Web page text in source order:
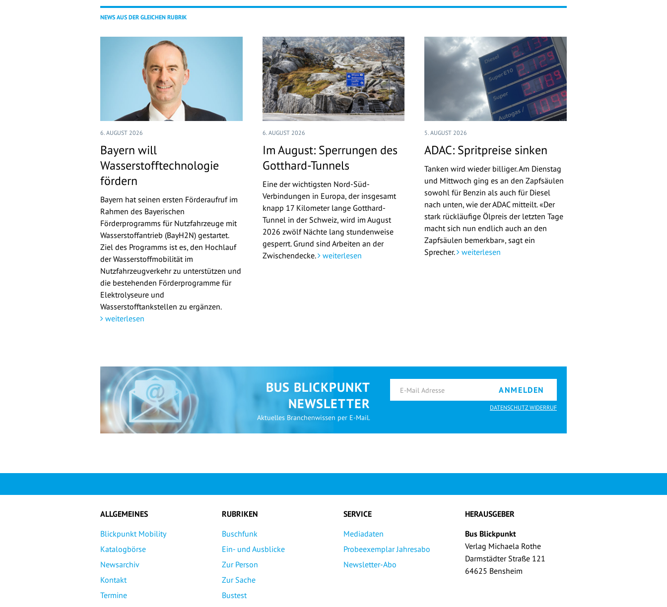
NEWS AUS DER GLEICHEN RUBRIK
6. AUGUST 2026
Bayern will
Wasserstofftechnologie
fördern
Bayern hat seinen ersten Förderaufruf im
Rahmen des Bayerischen
Förderprogramms für Nutzfahrzeuge mit
Wasserstoffantrieb (BayH2N) gestartet.
Ziel des Programms ist es, den Hochlauf
der Wasserstoffmobilität im
Nutzfahrzeugverkehr zu unterstützen und
die bestehenden Förderprogramme für
Elektrolyseure und
Wasserstofftankstellen zu ergänzen.
weiterlesen
6. AUGUST 2026
Im August: Sperrungen des
Gotthard-Tunnels
Eine der wichtigsten Nord-Süd-
Verbindungen in Europa, der insgesamt
knapp 17 Kilometer lange Gotthard-
Tunnel in der Schweiz, wird im August
2026 zwölf Nächte lang stundenweise
gesperrt. Grund sind Arbeiten an der
Zwischendecke. weiterlesen
5. AUGUST 2026
ADAC: Spritpreise sinken
Tanken wird wieder billiger. Am Dienstag
und Mittwoch ging es an den Zapfsäulen
sowohl für Benzin als auch für Diesel
nach unten, wie der ADAC mitteilt. «Der
stark rückläufige Ölpreis der letzten Tage
macht sich nun endlich auch an den
Zapfsäulen bemerkbar», sagt ein
Sprecher. weiterlesen
BUS BLICKPUNKT
NEWSLETTER
Aktuelles Branchenwissen per E-Mail.
ANMELDEN
DATENSCHUTZ WIDERRUF
ALLGEMEINES
Blickpunkt Mobility
Katalogbörse
Newsarchiv
Kontakt
Termine
RUBRIKEN
Buschfunk
Ein- und Ausblicke
Zur Person
Zur Sache
Bustest
SERVICE
Mediadaten
Probeexemplar Jahresabo
Newsletter-Abo
HERAUSGEBER
Bus Blickpunkt
Verlag Michaela Rothe
Darmstädter Straße 121
64625 Bensheim